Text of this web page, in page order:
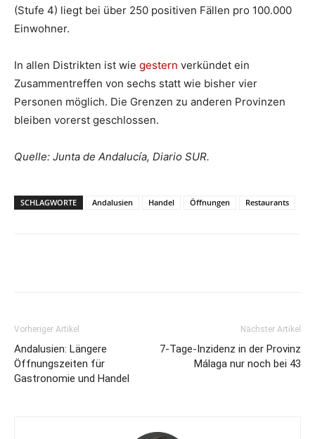
(Stufe 4) liegt bei über 250 positiven Fällen pro 100.000
Einwohner.
In allen Distrikten ist wie gestern verkündet ein
Zusammentreffen von sechs statt wie bisher vier
Personen möglich. Die Grenzen zu anderen Provinzen
bleiben vorerst geschlossen.
Quelle: Junta de Andalucía, Diario SUR.
SCHLAGWORTE Andalusien Handel Öffnungen Restaurants
Vorheriger Artikel
Andalusien: Längere
Öffnungszeiten für
Gastronomie und Handel
Nächster Artikel
7-Tage-Inzidenz in der Provinz
Málaga nur noch bei 43